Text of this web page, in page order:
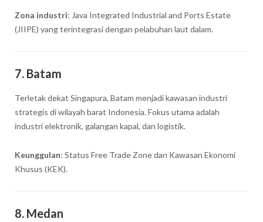
Zona industri: Java Integrated Industrial and Ports Estate
(JIIPE) yang terintegrasi dengan pelabuhan laut dalam.
7. Batam
Terletak dekat Singapura, Batam menjadi kawasan industri
strategis di wilayah barat Indonesia. Fokus utama adalah
industri elektronik, galangan kapal, dan logistik.
Keunggulan: Status Free Trade Zone dan Kawasan Ekonomi
Khusus (KEK).
8. Medan